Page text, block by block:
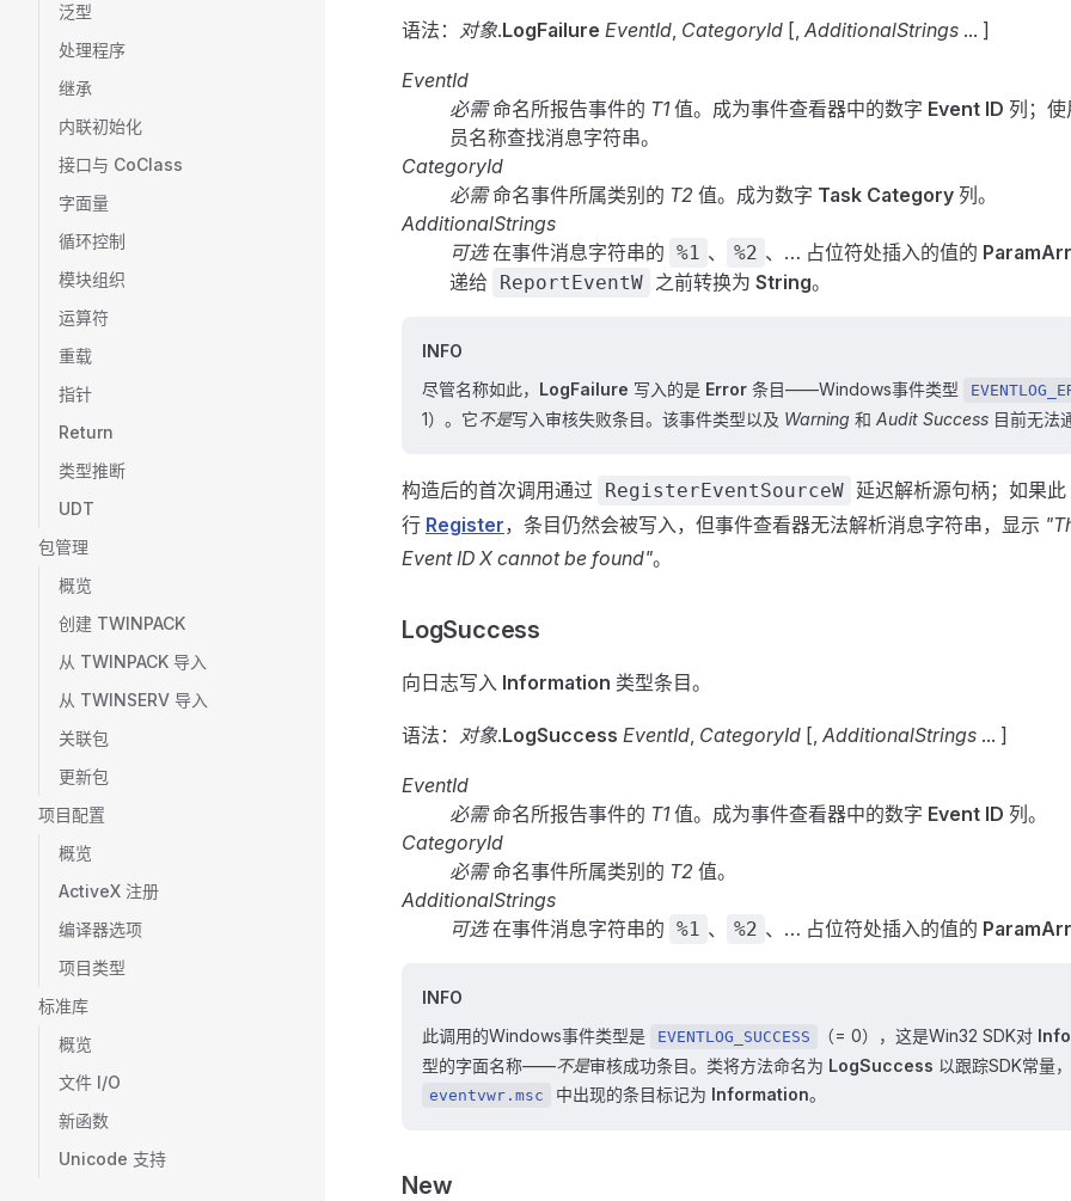
泛型
处理程序
继承
内联初始化
接口与 CoClass
字面量
循环控制
模块组织
运算符
重载
指针
Return
类型推断
UDT
包管理
概览
创建 TWINPACK
从 TWINPACK 导入
从 TWINSERV 导入
关联包
更新包
项目配置
概览
ActiveX 注册
编译器选项
项目类型
标准库
概览
文件 I/O
新函数
Unicode 支持
语法： 对象.LogFailure EventId, CategoryId [, AdditionalStrings ... ]
EventId
必需命名所报告事件的 T1值。成为事件查看器中的数字 Event ID 列；使
员名称查找消息字符串。
CategoryId
必需命名事件所属类别的 T2 值。成为数字 Task Category 列。
AdditionalStrings
可选在事件消息字符串的 %1 、 %2 、… 占位符处插入的值的
递给
ReportEventW 之前转换为 String。
INFO
尽管名称如此， LogFailure 写入的是 Error 条目——Windows事件类型
1）。它不是写入审核失败条目。该事件类型以及 Warning 和 Audit Success 目前无法
构造后的首次调用通过 RegisterEventSourceW 延迟解析源句柄；如果此
行 Register，条目仍然会被写入，但事件查看器无法解析消息字符串，显示
Event ID X cannot be found"。
LogSuccess
向日志写入 Information 类型条目。
语法： 对象.LogSuccess EventId, CategoryId [, AdditionalStrings ... ]
EventId
必需命名所报告事件的 T1值。成为事件查看器中的数字 Event ID 列。
CategoryId
必需命名事件所属类别的 T2 值。
AdditionalStrings
可选在事件消息字符串的 %1 、 %2 、… 占位符处插入的值的
INFO
此调用的Windows事件类型是
EVENTLOG_SUCCESS （= 0），这是Win32 SDK对
型的字面名称——不是审核成功条目。类将方法命名为 LogSuccess 以跟踪SDK常量
eventvwr.msc 中出现的条目标记为 Information。
New